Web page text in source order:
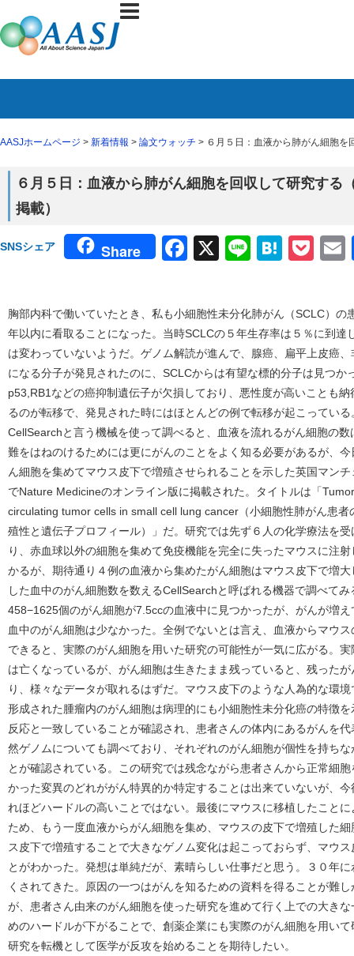
AASJホームページ > 新着情報 > 論文ウォッチ > ６月５日：血液から肺がん細胞
６月５日：血液から肺がん細胞を回収して研究す
掲載）
SNSシェア Share Facebook
X Line
胸部内科で働いていたとき、私も小細胞性未分化肺がん（SCLC）の
年以内に看取ることになった。当時SCLCの５年生存率は５％に到達
は変わっていないようだ。ゲノム解読が進んで、腺癌、扁平上皮癌
になる分子が発見されたのに、SCLCからは有望な標的分子は見つか
p53,RB1などの癌抑制遺伝子が欠損しており、悪性度が高いことも
るのが転移で、発見された時にはほとんどの例で転移が起こってい
CellSearchと言う機械を使って調べると、血液を流れるがん細胞の
難をはねのけるためには更にがんのことをよく知る必要があるが、
ん細胞を集めてマウス皮下で増殖させられることを示した英国マン
でNature Medicineのオンライン版に掲載された。タイトルは「
circulating tumor cells in small cell lung cancer（小細胞性肺がん患
殖性と遺伝子プロフィール）」だ。研究では先ず６人の化学療法を
り、赤血球以外の細胞を集めて免疫機能を完全に失ったマウスに注
かるが、期待通り４例の血液から集めたがん細胞はマウス皮下で増
した血中のがん細胞数を数えるCellSearchと呼ばれる機器で調べて
458−1625個のがん細胞が7.5ccの血液中に見つかったが、がんが増
血中のがん細胞は少なかった。全例でないとは言え、血液からマウ
できると、実際のがん細胞を用いた研究の可能性が一気に広がる。
は亡くなっているが、がん細胞は生きたまま残っていると、残った
り、様々なデータが取れるはずだ。マウス皮下のような人為的な環
形成された腫瘤内のがん細胞は病理的にも小細胞性未分化癌の特徴
反応と一致していることが確認され、患者さんの体内にあるがんを
然ゲノムについても調べており、それぞれのがん細胞が個性を持ち
とが確認されている。この研究では残念ながら患者さんから正常細
かった変異のどれががん特異的か特定することは出来ていないが、
れほどハードルの高いことではない。最後にマウスに移植したこと
ため、もう一度血液からがん細胞を集め、マウスの皮下で増殖した
ス皮下で増殖することで大きなゲノム変化は起こっておらず、マウ
とがわかった。発想は単純だが、素晴らしい仕事だと思う。３０年
くされてきた。原因の一つはがんを知るための資料を得ることが難
が、患者さん由来のがん細胞を使った研究を進めて行く上での大き
めのハードルが下がることで、創薬企業にも実際のがん細胞を用い
研究を転機として医学が反攻を始めることを期待したい。